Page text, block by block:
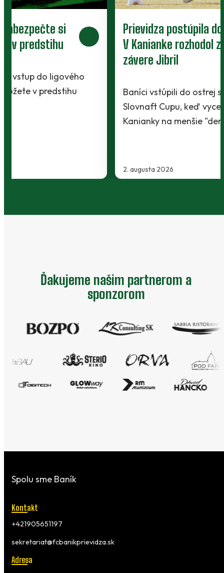
Prievidza postúpila do 2. kola pohára.
V Kanianke rozhodol z penalty v
Baníci vstúpili do ostrej sezóny súbojom 1. kola
Slovnaft Cupu, keď vycestovali do neďalekej
Kanianky na menšie "derby". Takmer 700…
Ďakujeme našim partnerom a
sponzorom
Spolu sme Baník
Kontakt
+421905651197
sekretariat@fcbanikprievidza.sk
Adresa